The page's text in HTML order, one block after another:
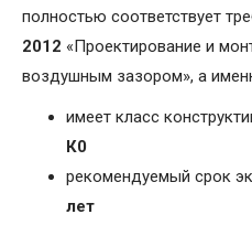
полностью соответствует
2012 «Проектирование и
воздушным зазором», а
имеет класс
К0
рекомендуемый срок
лет